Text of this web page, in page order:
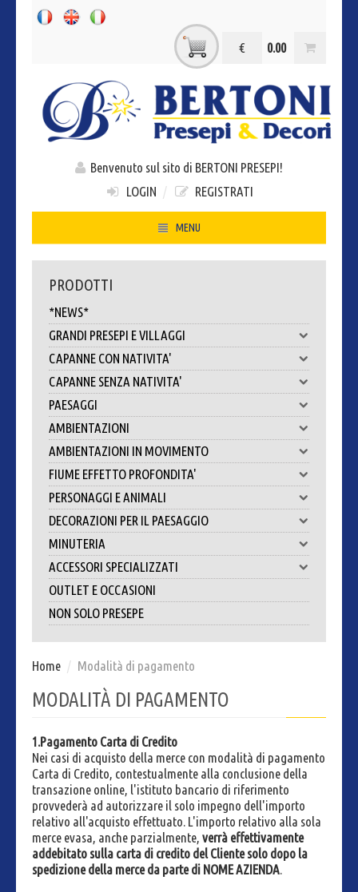
0.00
€
Benvenuto sul sito di BERTONI PRESEPI!
LOGIN / REGISTRATI
MENU
HOME
DOVE SIAMO
PRODOTTI
*NEWS*
GRANDI PRESEPI E VILLAGGI
CAPANNE CON NATIVITA'
CAPANNE SENZA NATIVITA'
PAESAGGI
AMBIENTAZIONI
AMBIENTAZIONI IN MOVIMENTO
FIUME EFFETTO PROFONDITA'
PERSONAGGI E ANIMALI
DECORAZIONI PER IL PAESAGGIO
MINUTERIA
ACCESSORI SPECIALIZZATI
OUTLET E OCCASIONI
NON SOLO PRESEPE
Home / Modalità di pagamento
MODALITÀ DI PAGAMENTO
1.Pagamento Carta di Credito
Nei casi di acquisto della merce con modalità di pagamento
Carta di Credito, contestualmente alla conclusione della
transazione online, l'istituto bancario di riferimento
provvederà ad autorizzare il solo impegno dell'importo
relativo all'acquisto effettuato. L'importo relativo alla sola
merce evasa, anche parzialmente, verrà effettivamente
addebitato sulla carta di credito del Cliente solo dopo la
spedizione della merce da parte di NOME AZIENDA.